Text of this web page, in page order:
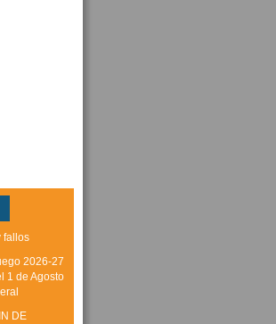
fallos
2026-27
1 de Agosto
DE